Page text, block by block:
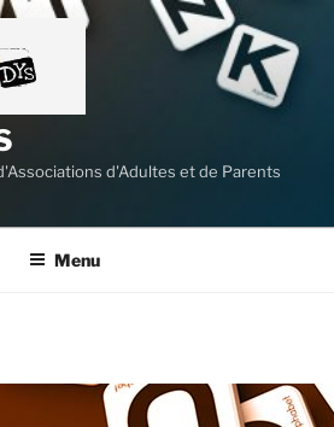
d'Adultes et de Parents
Menu